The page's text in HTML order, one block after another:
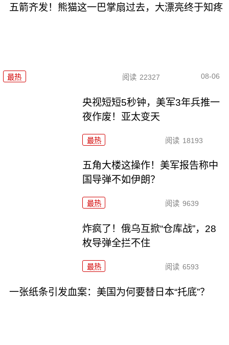
五箭齐发！熊猫这一巴掌扇过去，大漂亮终于知疼
最热 阅读 22327 08-06
央视短短5秒钟，美军3年兵推一
夜作废！亚太变天
最热 阅读 18193
五角大楼这操作！美军报告称中
国导弹不如伊朗？
最热 阅读 9639
炸疯了！俄乌互掀“仓库战”，28
枚导弹全拦不住
最热 阅读 6593
一张纸条引发血案：美国为何要替日本“托底”？